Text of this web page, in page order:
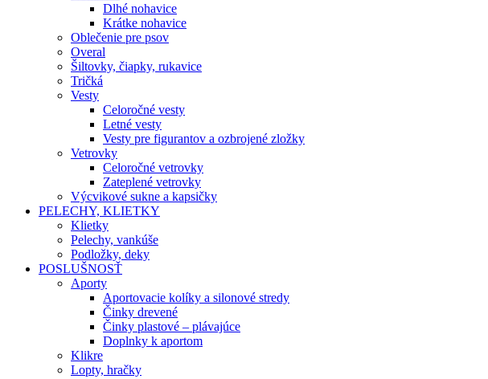
Dlhé nohavice
Krátke nohavice
Oblečenie pre psov
Overal
Šiltovky, čiapky, rukavice
Tričká
Vesty
Celoročné vesty
Letné vesty
Vesty pre figurantov a ozbrojené zložky
Vetrovky
Celoročné vetrovky
Zateplené vetrovky
Výcvikové sukne a kapsičky
PELECHY, KLIETKY
Klietky
Pelechy, vankúše
Podložky, deky
POSLUŠNOSŤ
Aporty
Aportovacie kolíky a silonové stredy
Činky drevené
Činky plastové – plávajúce
Doplnky k aportom
Klikre
Lopty, hračky